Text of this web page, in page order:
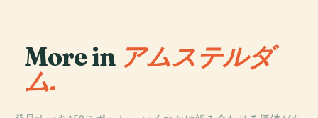
More in アムステルダ
ム.